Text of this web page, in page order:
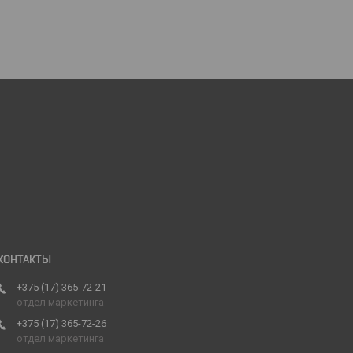
+375 (17) 365-72-21
отдел маркетинга
+375 (17) 365-72-26
отдел маркетинга